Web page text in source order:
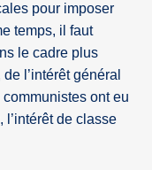
pour imposer
temps, il faut
le cadre plus
l’intérêt général
ont eu
l’intérêt de classe